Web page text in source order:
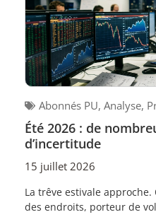
Abonnés PU, Analyse,
Été 2026 : de
d’incertitude
15 juillet 2026
La trêve estivale
des endroits, porteur de